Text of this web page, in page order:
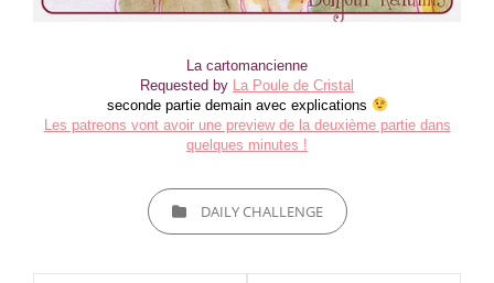
La cartomancienne
Requested by La Poule de Cristal
seconde partie demain avec explications
Les patreons vont avoir une preview de la deuxième partie dans
quelques minutes !
CATEGORIESDAILY CHALLENGE